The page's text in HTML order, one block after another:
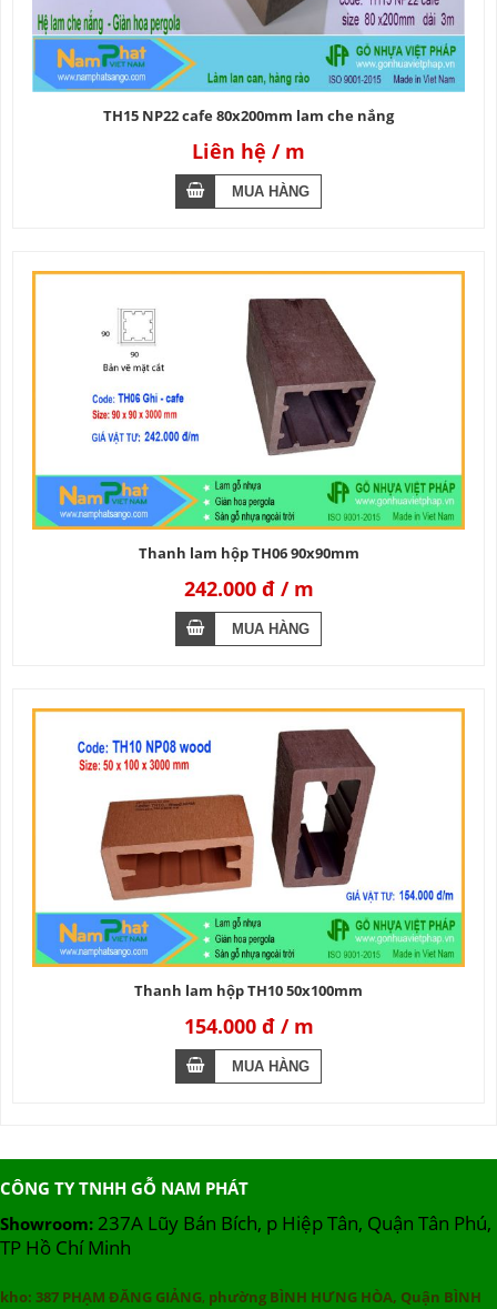
TH15 NP22 cafe 80x200mm lam che nắng
Liên hệ
Thanh lam hộp TH06 90x90mm
242.000 đ
Thanh lam hộp TH10 50x100mm
154.000 đ
CÔNG TY TNHH GỖ NAM PHÁT
Showroom: 237A Lũy Bán Bích, p Hiệp Tân, Quận Tân Phú,
TP Hồ Chí Minh
kho: 387 PHẠM ĐĂNG GIẢNG, phường BÌNH HƯNG HÒA, Quận BÌNH